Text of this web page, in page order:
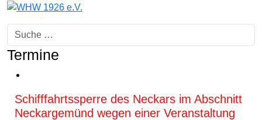
Suchen
Termine
Schifffahrtssperre des Neckars im Abschnitt
Neckargemünd wegen einer Veranstaltung